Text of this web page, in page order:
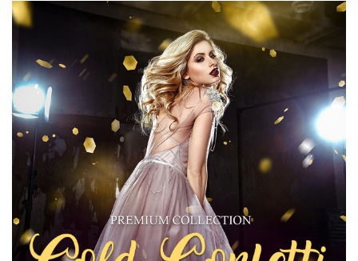
選んでください
Free Gold Overlay #20